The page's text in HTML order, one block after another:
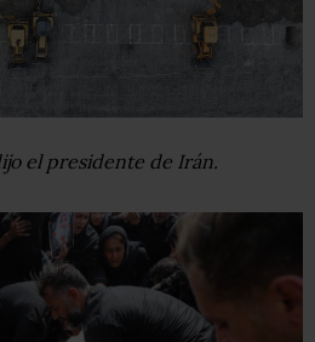
el presidente de Irán.